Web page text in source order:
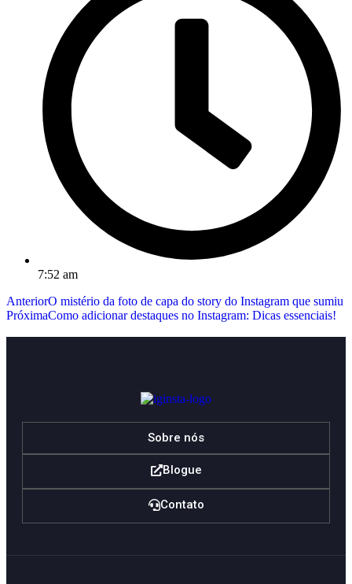
7:52 am
AnteriorO mistério da foto de capa do story do Instagram que sumiu
PróximaComo adicionar destaques no Instagram: Dicas essenciais!
Sobre nós
Blogue
Contato